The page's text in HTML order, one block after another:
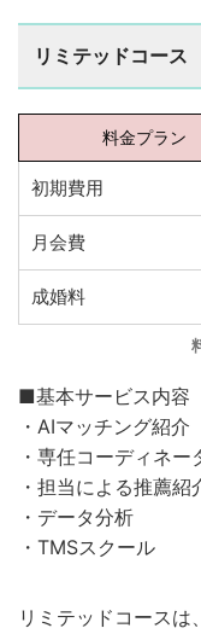
リミテッドコース
料金プラン
初期費用
月会費
成婚料
■基本サービス内容
・AIマッチング紹介
・専任コーディネー
・担当による推薦紹
・データ分析
・TMSスクール
リミテッドコース